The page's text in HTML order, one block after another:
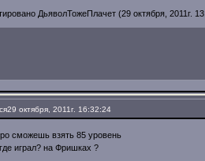
ДьяволТожеПлачет (29 октября, 2011г.
29 октября, 2011г. 16:32:24
сможешь взять 85 уровень
играл? на Фришках ?